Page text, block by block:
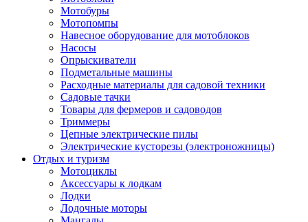
Мотобуры
Мотопомпы
Навесное оборудование для мотоблоков
Насосы
Опрыскиватели
Подметальные машины
Расходные материалы для садовой техники
Садовые тачки
Товары для фермеров и садоводов
Триммеры
Цепные электрические пилы
Электрические кусторезы (электроножницы)
Отдых и туризм
Мотоциклы
Аксессуары к лодкам
Лодки
Лодочные моторы